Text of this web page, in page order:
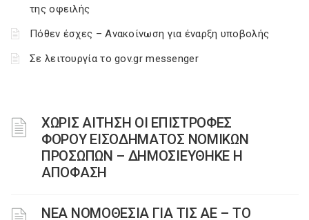
της οφειλής
Πόθεν έσχες – Ανακοίνωση για έναρξη υποβολής
Σε λειτουργία το gov.gr messenger
ΧΩΡΙΣ ΑΙΤΗΣΗ ΟΙ ΕΠΙΣΤΡΟΦΕΣ
ΦΟΡΟΥ ΕΙΣΟΔΗΜΑΤΟΣ ΝΟΜΙΚΩΝ
ΠΡΟΣΩΠΩΝ – ΔΗΜΟΣΙΕΥΘΗΚΕ Η
ΑΠΟΦΑΣΗ
ΝΕΑ ΝΟΜΟΘΕΣΙΑ ΓΙΑ ΤΙΣ ΑΕ – ΤΟ